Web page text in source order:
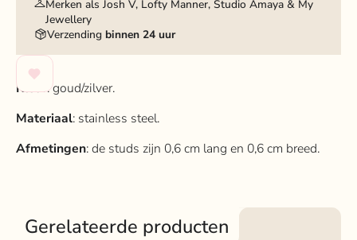
Merken als Josh V, Lofty Manner, Studio Amaya & My
Jewellery
Verzendingbinnen 24 uur
Kleur: goud/zilver.
Materiaal: stainless steel.
Afmetingen: de studs zijn 0,6 cm lang en 0,6 cm breed.
Gerelateerde producten